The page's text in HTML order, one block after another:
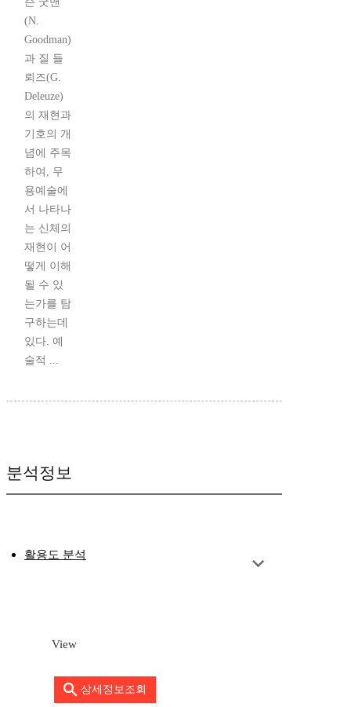
(N.
Goodman)
과 질 들
뢰즈(G.
Deleuze)
의 재현과
기호의 개
념에 주목
하여, 무
용예술에
서 나타나
는 신체의
재현이 어
떻게 이해
될 수 있
는가를 탐
구하는데
있다. 예
술적 ...
분석정보
활용도 분석
View
상세정보조회